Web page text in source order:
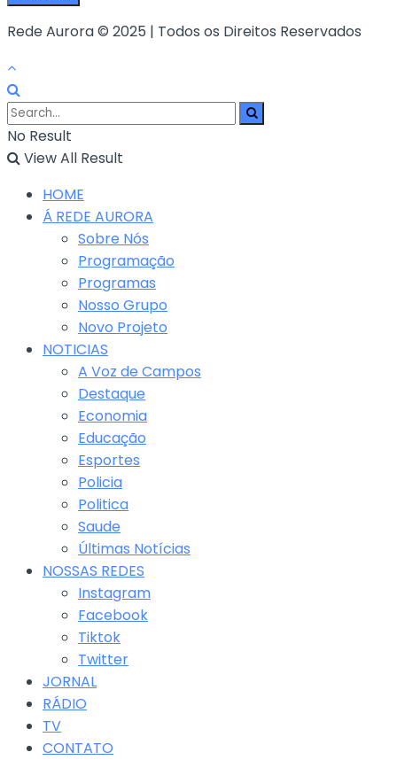
Rede Aurora © 2025 | Todos os Direitos Reservados
No Result
View All Result
HOME
Á REDE AURORA
Sobre Nós
Programação
Programas
Nosso Grupo
Novo Projeto
NOTICIAS
A Voz de Campos
Destaque
Economia
Educação
Esportes
Policia
Politica
Saude
Últimas Notícias
NOSSAS REDES
Instagram
Facebook
Tiktok
Twitter
JORNAL
RÁDIO
TV
CONTATO